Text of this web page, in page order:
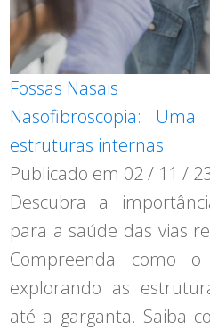
Fossas Nasais
Nasofibroscopia:
estruturas internas
Publicado em 02 / 11 /
Descubra a
para a saúde das vias
Compreenda como
explorando as
até a garganta. Saiba